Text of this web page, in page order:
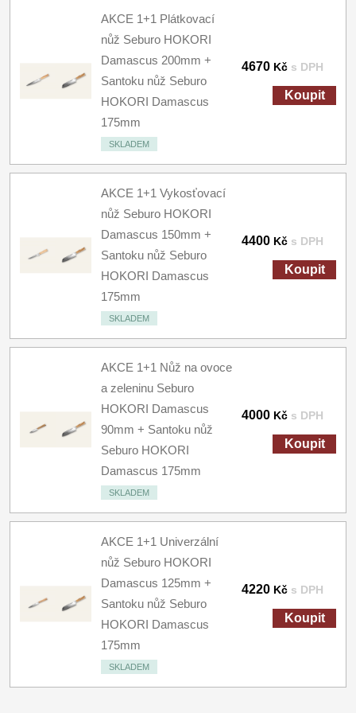
AKCE 1+1 Plátkovací
nůž Seburo HOKORI
Damascus 200mm +
Santoku nůž Seburo
HOKORI Damascus
175mm
SKLADEM
4670 Kč s DPH
Koupit
AKCE 1+1 Vykosťovací
nůž Seburo HOKORI
Damascus 150mm +
Santoku nůž Seburo
HOKORI Damascus
175mm
SKLADEM
4400 Kč s DPH
Koupit
AKCE 1+1 Nůž na ovoce
a zeleninu Seburo
HOKORI Damascus
90mm + Santoku nůž
Seburo HOKORI
Damascus 175mm
SKLADEM
4000 Kč s DPH
Koupit
AKCE 1+1 Univerzální
nůž Seburo HOKORI
Damascus 125mm +
Santoku nůž Seburo
HOKORI Damascus
175mm
SKLADEM
4220 Kč s DPH
Koupit